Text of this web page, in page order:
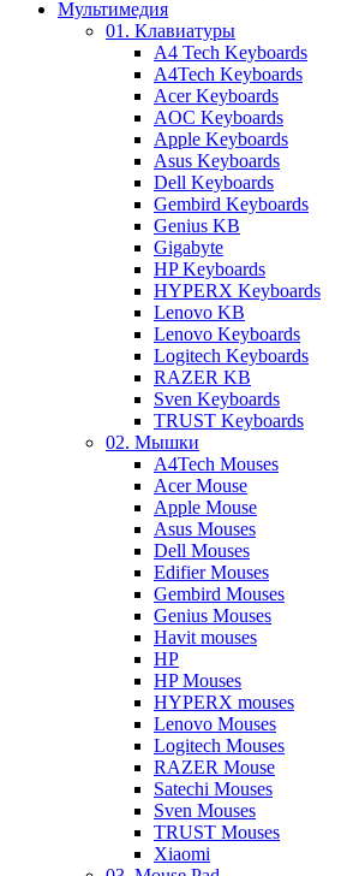
Мультимедия
01. Клавиатуры
A4 Tech Keyboards
A4Tech Keyboards
Acer Keyboards
AOC Keyboards
Apple Keyboards
Asus Keyboards
Dell Keyboards
Gembird Keyboards
Genius KB
Gigabyte
HP Keyboards
HYPERX Keyboards
Lenovo KB
Lenovo Keyboards
Logitech Keyboards
RAZER KB
Sven Keyboards
TRUST Keyboards
02. Мышки
A4Tech Mouses
Acer Mouse
Apple Mouse
Asus Mouses
Dell Mouses
Edifier Mouses
Gembird Mouses
Genius Mouses
Havit mouses
HP
HP Mouses
HYPERX mouses
Lenovo Mouses
Logitech Mouses
RAZER Mouse
Satechi Mouses
Sven Mouses
TRUST Mouses
Xiaomi